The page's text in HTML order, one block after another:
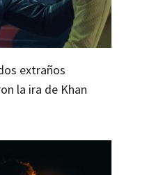
extraños
la ira de Khan